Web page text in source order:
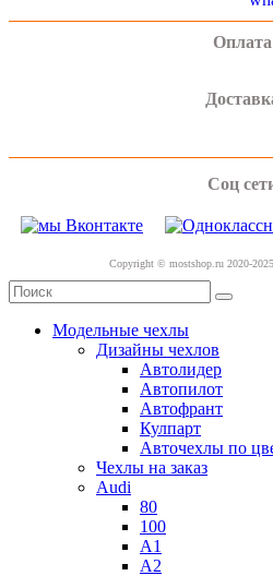
Соц
Copyright © mostshop.ru 2020-
Модельные чехлы
Дизайны чехлов
Автолидер
Автопилот
Автофрант
Кулпарт
Авточехлы по
Чехлы на заказ
Audi
80
100
A1
A2